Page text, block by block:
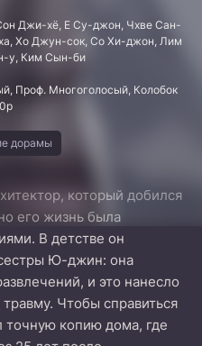
Джи-хё, Е Су-джон, Чхве Сан-
Хо Джун-сок, Со Хи-джон, Лим
у, Ким Сын-би
Проф. Многоголосый, Колобок
дорамы
который добился
его жизнь была
В детстве он
Ю-джин: она
и это нанесло
Чтобы справиться
копию дома, где